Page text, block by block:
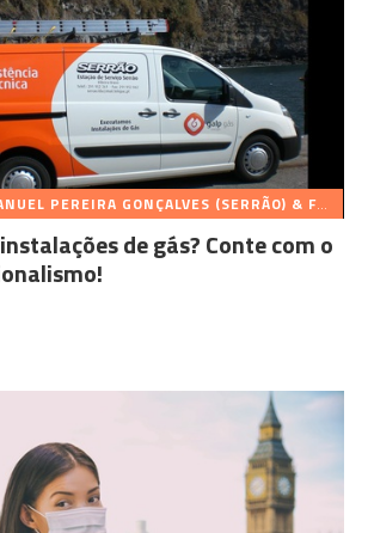
PEREIRA GONÇALVES (SERRÃO) & FILHOS
de gás? Conte com o